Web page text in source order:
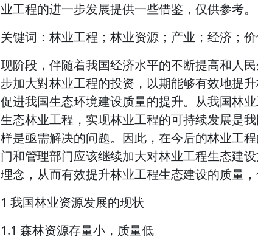
业工程的进一步发展提供一些借鉴，仅供参考。
关键词：林业工程；林业资源；产业；经济；
现阶段，伴随着我国经济水平的不断提高和人
步加大對林业工程的投资，以期能够有效地提
促进我国生态环境建设质量的提升。从我国林
生态林业工程，实现林业工程的可持续发展是
样是亟需解决的问题。因此，在今后的林业工
门和管理部门应该继续加大对林业工程生态建
理念，从而有效提升林业工程生态建设的质量，
1 我国林业资源发展的现状
1.1 森林资源存量小，质量低